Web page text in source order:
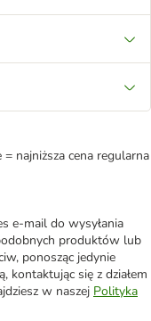
najniższa cena regularna
e-mail do wysyłania
produktów lub
ponosząc jedynie
kontaktując się z działem
w naszej Polityka